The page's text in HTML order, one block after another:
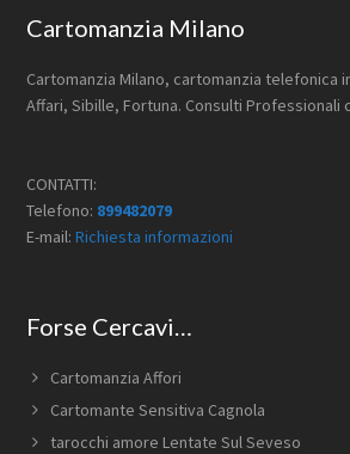
Footer
Cartomanzia Milano
Cartomanzia Milano, cartomanzia telefonica
Affari, Sibille, Fortuna. Consulti Professionali
CONTATTI:
Telefono: 899482079
E-mail:Richiesta informazioni
Forse Cercavi…
Cartomanzia Affori
Cartomante Sensitiva Cagnola
tarocchi amore Lentate Sul Seveso